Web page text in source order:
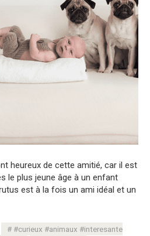
heureux de cette amitié, car il est
le plus jeune âge à un enfant
est à la fois un ami idéal et un
#curieux #animaux #interesante